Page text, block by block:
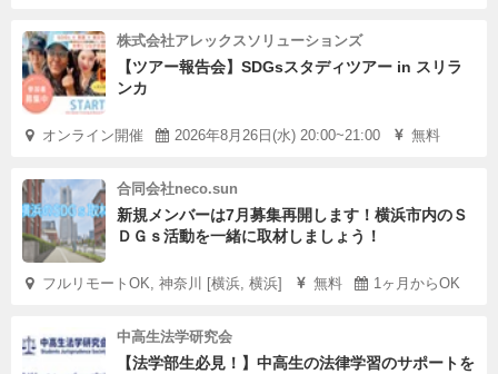
株式会社アレックスソリューションズ
【ツアー報告会】SDGsスタディツアー in スリラ
ンカ
オンライン開催 2026年8月26日(水) 20:00~21:00 無料
合同会社neco.sun
新規メンバーは7月募集再開します！横浜市内のＳ
ＤＧｓ活動を一緒に取材しましょう！
フルリモートOK, 神奈川 [横浜, 横浜] 無料 1ヶ月からOK
中高生法学研究会
【法学部生必見！】中高生の法律学習のサポートを